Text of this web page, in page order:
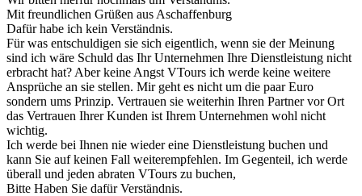
Mit freundlichen Grüßen aus Aschaffenburg
Dafür habe ich kein Verständnis.
Für was entschuldigen sie sich eigentlich, wenn sie der Meinung
sind ich wäre Schuld das Ihr Unternehmen Ihre Dienstleistung nicht
erbracht hat? Aber keine Angst VTours ich werde keine weitere
Ansprüche an sie stellen. Mir geht es nicht um die paar Euro
sondern ums Prinzip. Vertrauen sie weiterhin Ihren Partner vor Ort
das Vertrauen Ihrer Kunden ist Ihrem Unternehmen wohl nicht
wichtig.
Ich werde bei Ihnen nie wieder eine Dienstleistung buchen und
kann Sie auf keinen Fall weiterempfehlen. Im Gegenteil, ich werde
überall und jeden abraten VTours zu buchen,
Bitte Haben Sie dafür Verständnis.